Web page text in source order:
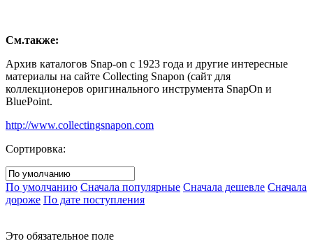
См.также:
Архив каталогов Snap-on с 1923 года и другие интересные
материалы на сайте Collecting Snapon (сайт для
коллекционеров оригинального инструмента SnapOn и
BluePoint.
http://www.collectingsnapon.com
Сортировка:
По умолчанию Сначала популярные Сначала дешевле Сначала
дороже По дате поступления
Это обязательное поле